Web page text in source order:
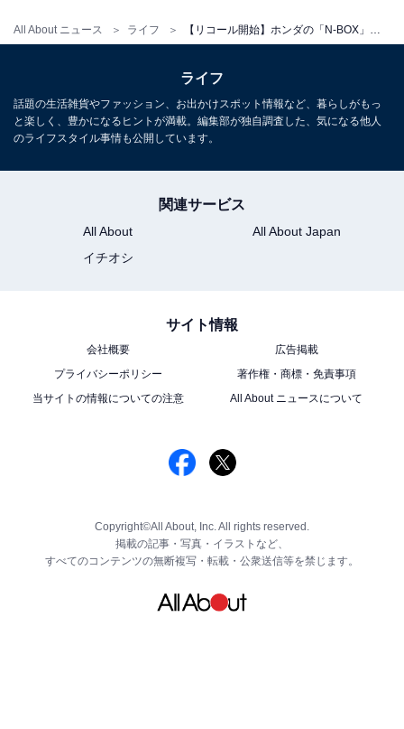
All About ニュース ライフ
ライフ
話題の生活雑貨やファッション、お出かけスポット情報など、暮らしがもっ
と楽しく、豊かになるヒントが満載。編集部が独自調査した、気になる他人
のライフスタイル事情も公開しています。
関連サービス
All About
All About Japan
イチオシ
サイト情報
会社概要
広告掲載
プライバシーポリシー
著作権・商標・免責事項
当サイトの情報についての注意
All About ニュースについて
Copyright©All About, Inc. All rights reserved.
掲載の記事・写真・イラストなど、
すべてのコンテンツの無断複写・転載・公衆送信等を禁じます。